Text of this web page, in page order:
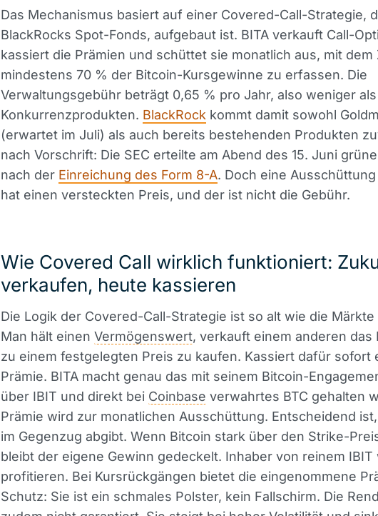
Das Mechanismus basiert auf einer Covered-Call-Strategie,
BlackRocks Spot-Fonds, aufgebaut ist. BITA verkauft Call-
kassiert die Prämien und schüttet sie monatlich aus, mit dem
mindestens 70 % der Bitcoin-Kursgewinne zu erfassen. Die
Verwaltungsgebühr beträgt 0,65 % pro Jahr, also weniger
Konkurrenzprodukten. BlackRock kommt damit sowohl
(erwartet im Juli) als auch bereits bestehenden Produkten
nach Vorschrift: Die SEC erteilte am Abend des 15. Juni
nach der Einreichung des Form 8-A. Doch eine
hat einen versteckten Preis, und der ist nicht die Gebühr.
Wie Covered Call wirklich funktioniert:
verkaufen, heute kassieren
Die Logik der Covered-Call-Strategie ist so alt wie die Märkte
Man hält einen Vermögenswert, verkauft einem anderen das
zu einem festgelegten Preis zu kaufen. Kassiert dafür sofort
Prämie. BITA macht genau das mit seinem Bitcoin-
über IBIT und direkt bei Coinbase verwahrtes BTC gehalten
Prämie wird zur monatlichen Ausschüttung. Entscheidend
im Gegenzug abgibt. Wenn Bitcoin stark über den Strike-
bleibt der eigene Gewinn gedeckelt. Inhaber von reinem IBIT
profitieren. Bei Kursrückgängen bietet die eingenommene
Schutz: Sie ist ein schmales Polster, kein Fallschirm. Die